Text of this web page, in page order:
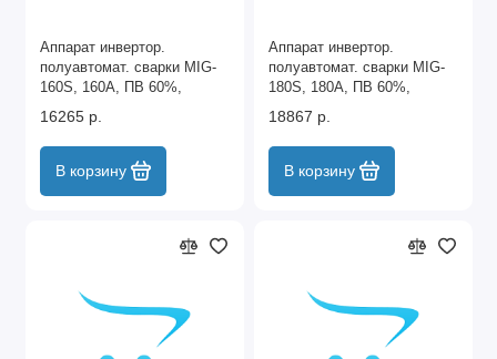
Аппарат инвертор.
полуавтомат. cварки MIG-
160S, 160A, ПВ 60%,
катушка 5 кг MTX
16265 р.
В корзину
Аппарат инвертор.
полуавтомат. cварки MIG-
180S, 180A, ПВ 60%,
катушка 5 кг MTX
18867 р.
В корзину